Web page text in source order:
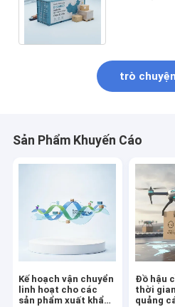
trò chuyện
Sản Phẩm Khuyến Cáo
Kế hoạch vận chuyển
linh hoạt cho các
sản phẩm xuất khẩu
Đồ hậu
thời
quảng